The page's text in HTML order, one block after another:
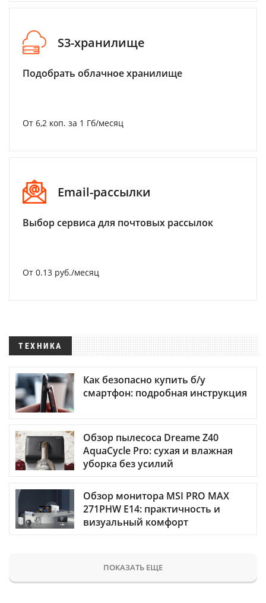
S3-хранилище
Подобрать облачное хранилище
От 6,2 коп. за 1 Гб/месяц
Email-рассылки
Выбор сервиса для почтовых рассылок
От 0.13 руб./месяц
ТЕХНИКА
Как безопасно купить б/у
смартфон: подробная инструкция
Обзор пылесоса Dreame Z40
AquaCycle Pro: сухая и влажная
уборка без усилий
Обзор монитора MSI PRO MAX
271PHW E14: практичность и
визуальный комфорт
ПОКАЗАТЬ ЕЩЕ